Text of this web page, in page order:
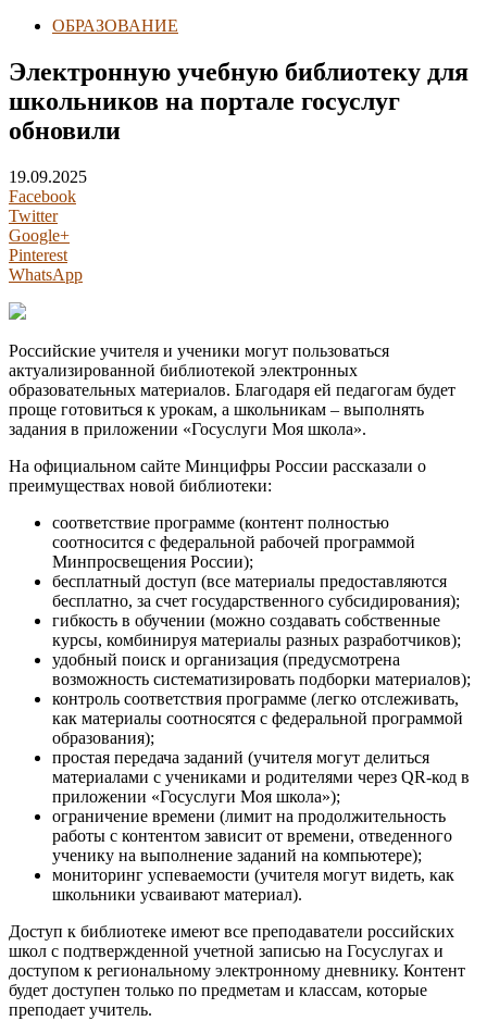
ОБРАЗОВАНИЕ
Электронную учебную библиотеку для
школьников на портале госуслуг
обновили
19.09.2025
Facebook
Twitter
Google+
Pinterest
WhatsApp
Российские учителя и ученики могут пользоваться
актуализированной библиотекой электронных
образовательных материалов. Благодаря ей педагогам будет
проще готовиться к урокам, а школьникам – выполнять
задания в приложении «Госуслуги Моя школа».
На официальном сайте Минцифры России рассказали о
преимуществах новой библиотеки:
соответствие программе (контент полностью
соотносится с федеральной рабочей программой
Минпросвещения России);
бесплатный доступ (все материалы предоставляются
бесплатно, за счет государственного субсидирования);
гибкость в обучении (можно создавать собственные
курсы, комбинируя материалы разных разработчиков);
удобный поиск и организация (предусмотрена
возможность систематизировать подборки материалов);
контроль соответствия программе (легко отслеживать,
как материалы соотносятся с федеральной программой
образования);
простая передача заданий (учителя могут делиться
материалами с учениками и родителями через QR-код в
приложении «Госуслуги Моя школа»);
ограничение времени (лимит на продолжительность
работы с контентом зависит от времени, отведенного
ученику на выполнение заданий на компьютере);
мониторинг успеваемости (учителя могут видеть, как
школьники усваивают материал).
Доступ к библиотеке имеют все преподаватели российских
школ с подтвержденной учетной записью на Госуслугах и
доступом к региональному электронному дневнику. Контент
будет доступен только по предметам и классам, которые
преподает учитель.